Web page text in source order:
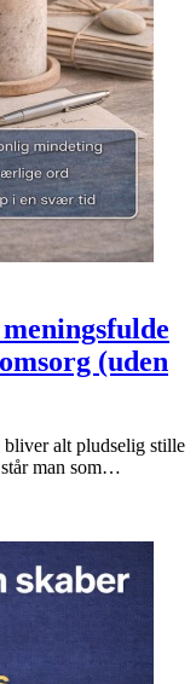
(uden
bliver alt pludselig stille
man som…